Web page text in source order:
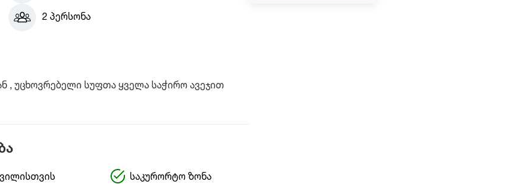
2 პერსონა
, უცხოვრებელი სუფთა ყველა საჭირო ავეჯით
საკურორტო ზონა